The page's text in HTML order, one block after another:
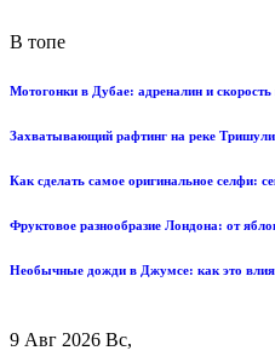
В топе
Мотогонки в Дубае: адреналин и
Захватывающий рафтинг на реке
Как сделать самое оригинальное селфи:
Фруктовое разнообразие Лондона: от
Необычные дожди в Джумсе: как это
9 Авг 2026 Вс,